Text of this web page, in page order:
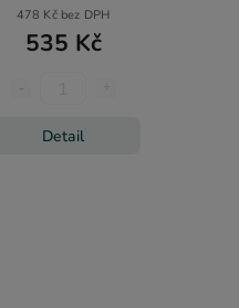
478 Kč bez DPH
535 Kč
Detail